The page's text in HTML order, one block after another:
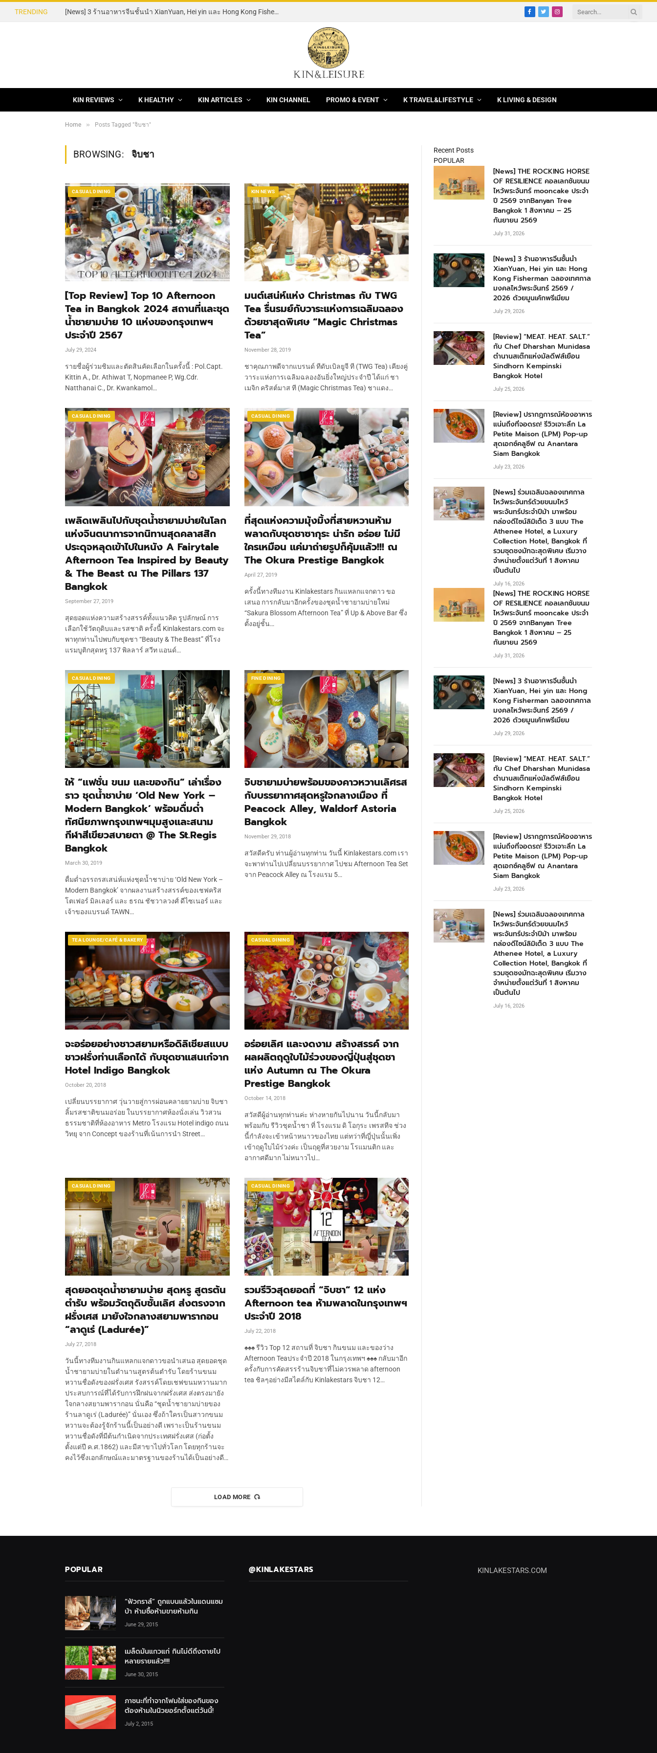
TRENDING [News] 3 ร้านอาหารจีนชั้นนำ XianYuan, Hei yin และ Hong Kong Fisherman ฉลองเทศกาลมงคลไหว้พระจันทร์ 2569 / 2026 ด้วยมูนเค้กพรีเมียม
Facebook
TwitterInstagram
KIN REVIEWS K HEALTHY KIN ARTICLES KIN CHANNEL PROMO & EVENT K TRAVEL&LIFESTYLE K LIVING & DESIGN
Home » Posts Tagged "จิบชา"
BROWSING: จิบชา
CASUAL DINING
[Top Review] Top 10 Afternoon
Tea in Bangkok 2024 สถานที่และชุด
น้ำชายามบ่าย 10 แห่งของกรุงเทพฯ
ประจำปี 2567
July 29, 2024
รายชื่อผู้ร่วมชิมและตัดสินคัดเลือกในครั้งนี้ : Pol.Capt.
Kittin A., Dr. Athiwat T, Nopmanee P, Wg.Cdr.
Natthanai C., Dr. Kwankamol…
KIN NEWS
มนต์เสน่ห์แห่ง Christmas กับ TWG
Tea รื่นรมย์กับวาระแห่งการเฉลิมฉลอง
ด้วยชาสุดพิเศษ “Magic Christmas
Tea”
November 28, 2019
ชาคุณภาพดีจากแบรนด์ ทีดับเบิลยูจี ที (TWG Tea) เคียงคู่
วาระแห่งการเฉลิมฉลองอันยิ่งใหญ่ประจำปี ได้แก่ ชา
เมจิก คริสต์มาส ที (Magic Christmas Tea) ชาแดง…
CASUAL DINING
เพลิดเพลินไปกับชุดน้ำชายามบ่ายในโลก
แห่งจินตนาการจากนิทานสุดคลาสสิก
ประดุจหลุดเข้าไปในหนัง A Fairytale
Afternoon Tea Inspired by Beauty
& The Beast ณ The Pillars 137
Bangkok
September 27, 2019
สุดยอดแห่งความสร้างสรรค์ทั้งแนวคิด รูปลักษณ์ การ
เลือกใช้วัตถุดิบและรสชาติ ครั้งนี้ Kinlakestars.com จะ
พาทุกท่านไปพบกับชุดชา “Beauty & The Beast” ที่โรง
แรมบูติกสุดหรู 137 พิลลาร์ สวีท แอนด์…
CASUAL DINING
ที่สุดแห่งความมุ้งมิ้งที่สายหวานห้าม
พลาดกับชุดชาซากุระ น่ารัก อร่อย ไม่มี
ใครเหมือน แค่มาถ่ายรูปก็คุ้มแล้ว!!! ณ
The Okura Prestige Bangkok
April 27, 2019
ครั้งนี้ทางทีมงาน Kinlakestars กินแหลกแจกดาว ขอ
เสนอ การกลับมาอีกครั้งของชุดน้ำชายามบ่ายใหม่
“Sakura Blossom Afternoon Tea” ที่ Up & Above Bar ซึ่ง
ตั้งอยู่ชั้น…
CASUAL DINING
ให้ “แฟชั่น ขนม และของกิน” เล่าเรื่อง
ราว ชุดน้ำชาบ่าย ‘Old New York –
Modern Bangkok’ พร้อมดื่มด่ำ
ทัศนียภาพกรุงเทพฯมุมสูงและสนาม
กีฬาสีเขียวสบายตา @ The St.Regis
Bangkok
March 30, 2019
ดื่มด่ำอรรถรสเสน่ห์แห่งชุดน้ำชาบ่าย ‘Old New York –
Modern Bangkok’ จากผลงานสร้างสรรค์ของเชฟคริส
โตเฟอร์ มิลเลอร์ และ ธรณ ชัชวาลวงศ์ ดีไซเนอร์ และ
เจ้าของแบรนด์ TAWN…
FINE DINING
จิบชายามบ่ายพร้อมของคาวหวานเลิศรส
กับบรรยากาศสุดหรูใจกลางเมือง ที่
Peacock Alley, Waldorf Astoria
Bangkok
November 29, 2018
สวัสดีครับ ท่านผู้อ่านทุกท่าน วันนี้ Kinlakestars.com เรา
จะพาท่านไปเปลี่ยนบรรยากาศ ไปชม Afternoon Tea Set
จาก Peacock Alley ณ โรงแรม 5…
TEA LOUNGE/CAFÉ & BAKERY
จะอร่อยอย่างชาวสยามหรือดิลิเชียสแบบ
ชาวฝรั่งท่านเลือกได้ กับชุดชาแสนเก๋จาก
Hotel Indigo Bangkok
October 20, 2018
เปลี่ยนบรรยากาศ วุ่นวายสู่การผ่อนคลายยามบ่าย จิบชา
ลิ้มรสชาติขนมอร่อย ในบรรยากาศห้องนั่งเล่น วิวสวน
ธรรมชาติที่ห้องอาหาร Metro โรงแรม Hotel indigo ถนน
วิทยุ จาก Concept ของร้านที่เน้นการนำ Street…
CASUAL DINING
อร่อยเลิศ และงดงาม สร้างสรรค์ จาก
ผลผลิตฤดูใบไม้ร่วงของญี่ปุ่นสู่ชุดชา
แห่ง Autumn ณ The Okura
Prestige Bangkok
October 14, 2018
สวัสดีผู้อ่านทุกท่านค่ะ ห่างหายกันไปนาน วันนี้กลับมา
พร้อมกับ รีวิวชุดน้ำชา ที่ โรงแรม ดิ โอกุระ เพรสทีจ ช่วง
นี้กำลังจะเข้าหน้าหนาวของไทย แต่ทว่าที่ญี่ปุ่นนั้นเพิ่ง
เข้าฤดูใบไม้ร่วงค่ะ เป็นฤดูที่สวยงาม โรแมนติก และ
อากาศดีมาก ไม่หนาวไป…
CASUAL DINING
สุดยอดชุดน้ำชายามบ่าย สุดหรู สูตรต้น
ตำรับ พร้อมวัตถุดิบชั้นเลิศ ส่งตรงจาก
ฝรั่งเศส มายังใจกลางสยามพารากอน
“ลาดูเร่ (Ladurée)”
July 27, 2018
วันนี้ทางทีมงานกินแหลกแจกดาวขอนำเสนอ สุดยอดชุด
น้ำชายามบ่ายในตำนานสูตรต้นตำรับ โดยร้านขนม
หวานชื่อดังของฝรั่งเศส รังสรรค์โดยเชฟขนมหวานมาก
ประสบการณ์ที่ได้รับการฝึกฝนจากฝรั่งเศส ส่งตรงมายัง
ใจกลางสยามพารากอน นั่นคือ “ชุดน้ำชายามบ่ายของ
ร้านลาดูเร่ (Ladurée)” นั่นเอง ซึ่งถ้าใครเป็นสาวกขนม
หวานจะต้องรู้จักร้านนี้เป็นอย่างดี เพราะเป็นร้านขนม
หวานชื่อดังที่มีต้นกำเนิดจากประเทศฝรั่งเศส (ก่อตั้ง
ตั้งแต่ปี ค.ศ.1862) และมีสาขาไปทั่วโลก โดยทุกร้านจะ
คงไว้ซึ่งเอกลักษณ์และมาตรฐานของร้านได้เป็นอย่างดี…
CASUAL DINING
รวมรีวิวสุดยอดที่ “จิบชา” 12 แห่ง
Afternoon tea ห้ามพลาดในกรุงเทพฯ
ประจำปี 2018
July 22, 2018
♠♠♠ รีวิว Top 12 สถานที่ จิบชา กินขนม และของว่าง
Afternoon Teaประจำปี 2018 ในกรุงเทพฯ ♠♠♠ กลับมาอีก
ครั้งกับการคัดสรรร้านจิบชาที่ไม่ควรพลาด afternoon
tea ชิลๆอย่างมีสไตล์กับ Kinlakestars จิบชา 12…
LOAD MORE
Recent Posts
POPULAR
[News] THE ROCKING HORSE
OF RESILIENCE คอลเลกชันขนม
ไหว้พระจันทร์ mooncake ประจำ
ปี 2569 จากBanyan Tree
Bangkok 1 สิงหาคม – 25
กันยายน 2569
July 31, 2026
[News] 3 ร้านอาหารจีนชั้นนำ
XianYuan, Hei yin และ Hong
Kong Fisherman ฉลองเทศกาล
มงคลไหว้พระจันทร์ 2569 /
2026 ด้วยมูนเค้กพรีเมียม
July 29, 2026
[Review] “MEAT. HEAT. SALT.”
กับ Chef Dharshan Munidasa
ตำนานสเต๊กแห่งมัลดีฟส์เยือน
Sindhorn Kempinski
Bangkok Hotel
July 25, 2026
[Review] ปรากฏการณ์ห้องอาหาร
แน่นถึงที่จอดรถ! รีวิวเจาะลึก La
Petite Maison (LPM) Pop-up
สุดเอกซ์คลูซีฟ ณ Anantara
Siam Bangkok
July 23, 2026
[News] ร่วมเฉลิมฉลองเทศกาล
ไหว้พระจันทร์ด้วยขนมไหว้
พระจันทร์ประจำปีม้า มาพร้อม
กล่องดีไซน์ลิมิเต็ด 3 แบบ The
Athenee Hotel, a Luxury
Collection Hotel, Bangkok ที่
รวมชุดชงมัทฉะสุดพิเศษ เริ่มวาง
จำหน่ายตั้งแต่วันที่ 1 สิงหาคม
เป็นต้นไป
July 16, 2026
[News] THE ROCKING HORSE
OF RESILIENCE คอลเลกชันขนม
ไหว้พระจันทร์ mooncake ประจำ
ปี 2569 จากBanyan Tree
Bangkok 1 สิงหาคม – 25
กันยายน 2569
July 31, 2026
[News] 3 ร้านอาหารจีนชั้นนำ
XianYuan, Hei yin และ Hong
Kong Fisherman ฉลองเทศกาล
มงคลไหว้พระจันทร์ 2569 /
2026 ด้วยมูนเค้กพรีเมียม
July 29, 2026
[Review] “MEAT. HEAT. SALT.”
กับ Chef Dharshan Munidasa
ตำนานสเต๊กแห่งมัลดีฟส์เยือน
Sindhorn Kempinski
Bangkok Hotel
July 25, 2026
[Review] ปรากฏการณ์ห้องอาหาร
แน่นถึงที่จอดรถ! รีวิวเจาะลึก La
Petite Maison (LPM) Pop-up
สุดเอกซ์คลูซีฟ ณ Anantara
Siam Bangkok
July 23, 2026
[News] ร่วมเฉลิมฉลองเทศกาล
ไหว้พระจันทร์ด้วยขนมไหว้
พระจันทร์ประจำปีม้า มาพร้อม
กล่องดีไซน์ลิมิเต็ด 3 แบบ The
Athenee Hotel, a Luxury
Collection Hotel, Bangkok ที่
รวมชุดชงมัทฉะสุดพิเศษ เริ่มวาง
จำหน่ายตั้งแต่วันที่ 1 สิงหาคม
เป็นต้นไป
July 16, 2026
POPULAR
“ฟัวกราส์” ถูกแบนแล้วในแดนแซม
บ้า ห้ามซื้อห้ามขายห้ามกิน
June 29, 2015
เมล็ดมันแกวแก่ กินไม่ดีถึงตายไป
หลายรายแล้ว!!!!
June 30, 2015
ภาชนะที่ทำจากโฟมใส่ของกินของ
ต้องห้ามในนิวยอร์กตั้งแต่วันนี้!
July 2, 2015
@KINLAKESTARS KINLAKESTARS.COM